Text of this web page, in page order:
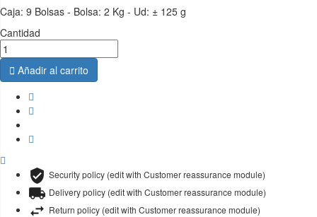
Caja: 9 Bolsas - Bolsa: 2 Kg - Ud: ± 125 g
Cantidad
 Añadir al carrito
Security policy (edit with Customer reassurance module)
Delivery policy (edit with Customer reassurance module)
Return policy (edit with Customer reassurance module)